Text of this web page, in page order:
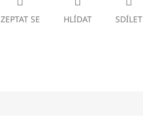
ZEPTAT SE HLÍDAT SDÍLET